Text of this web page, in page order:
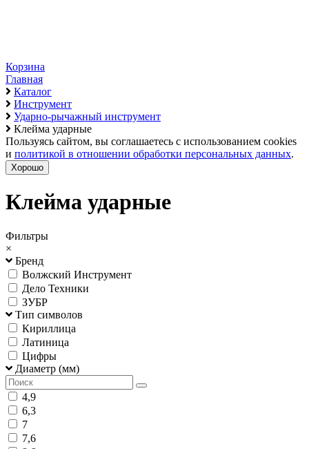
Корзина
Главная
Каталог
Инструмент
Ударно-рычажный инструмент
Клейма ударные
Пользуясь сайтом, вы соглашаетесь с использованием cookies
и политикой в отношении обработки персональных данных.
Хорошо
Клейма ударные
Фильтры
×
Бренд
Волжский Инструмент
Дело Техники
ЗУБР
Тип символов
Кириллица
Латиница
Цифры
Диаметр (мм)
4,9
6,3
7
7,6